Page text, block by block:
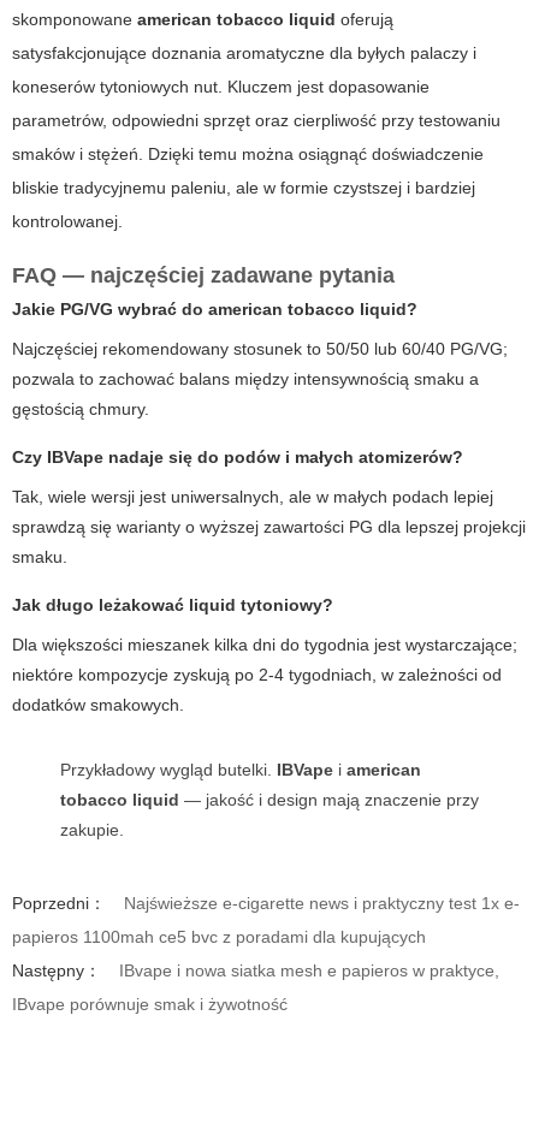
skomponowane american tobacco liquid oferują
satysfakcjonujące doznania aromatyczne dla byłych palaczy i
koneserów tytoniowych nut. Kluczem jest dopasowanie
parametrów, odpowiedni sprzęt oraz cierpliwość przy testowaniu
smaków i stężeń. Dzięki temu można osiągnąć doświadczenie
bliskie tradycyjnemu paleniu, ale w formie czystszej i bardziej
kontrolowanej.
FAQ — najczęściej zadawane pytania
Jakie PG/VG wybrać do american tobacco liquid?
Najczęściej rekomendowany stosunek to 50/50 lub 60/40 PG/VG;
pozwala to zachować balans między intensywnością smaku a
gęstością chmury.
Czy IBVape nadaje się do podów i małych atomizerów?
Tak, wiele wersji jest uniwersalnych, ale w małych podach lepiej
sprawdzą się warianty o wyższej zawartości PG dla lepszej projekcji
smaku.
Jak długo leżakować liquid tytoniowy?
Dla większości mieszanek kilka dni do tygodnia jest wystarczające;
niektóre kompozycje zyskują po 2-4 tygodniach, w zależności od
dodatków smakowych.
Przykładowy wygląd butelki. IBVape i american
tobacco liquid — jakość i design mają znaczenie przy
zakupie.
Poprzedni：
Najświeższe e-cigarette news i praktyczny test 1x e-
papieros 1100mah ce5 bvc z poradami dla kupujących
Następny：
IBvape i nowa siatka mesh e papieros w praktyce,
IBvape porównuje smak i żywotność